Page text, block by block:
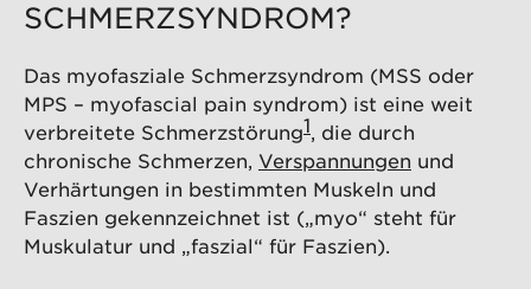
SCHMERZSYNDROM?
Das myofasziale Schmerzsyndrom (MSS oder
MPS – myofascial pain syndrom) ist eine weit
verbreitete Schmerzstörung1, die durch
chronische Schmerzen, Verspannungen und
Verhärtungen in bestimmten Muskeln und
Faszien gekennzeichnet ist („myo“ steht für
Muskulatur und „faszial“ für Faszien).